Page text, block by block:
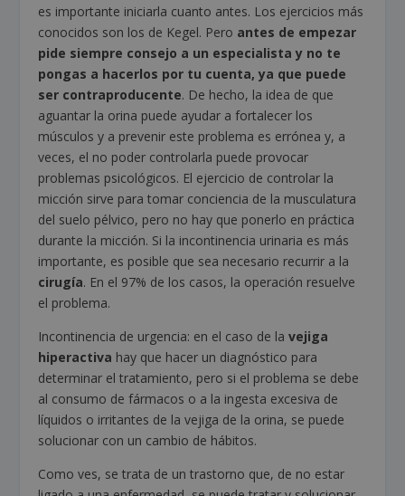
es importante iniciarla cuanto antes. Los ejercicios más
conocidos son los de Kegel. Pero antes de empezar
pide siempre consejo a un especialista y no te
pongas a hacerlos por tu cuenta, ya que puede
ser contraproducente. De hecho, la idea de que
aguantar la orina puede ayudar a fortalecer los
músculos y a prevenir este problema es errónea y, a
veces, el no poder controlarla puede provocar
problemas psicológicos. El ejercicio de controlar la
micción sirve para tomar conciencia de la musculatura
del suelo pélvico, pero no hay que ponerlo en práctica
durante la micción. Si la incontinencia urinaria es más
importante, es posible que sea necesario recurrir a la
cirugía. En el 97% de los casos, la operación resuelve
el problema.
Incontinencia de urgencia: en el caso de lavejiga
hiperactiva hay que hacer un diagnóstico para
determinar el tratamiento, pero si el problema se debe
al consumo de fármacos o a la ingesta excesiva de
líquidos o irritantes de la vejiga de la orina, se puede
solucionar con un cambio de hábitos.
Como ves, se trata de un trastorno que, de no estar